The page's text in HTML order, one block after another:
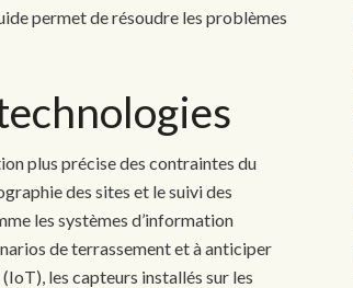
permet de résoudre les problèmes
plus précise des contraintes du
des sites et le suivi des
les systèmes d’information
de terrassement et à anticiper
les capteurs installés sur les